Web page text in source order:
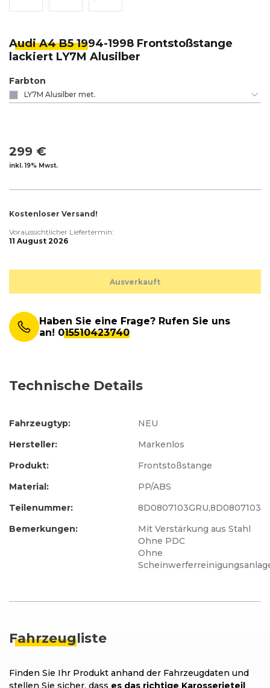
Audi A4 B5 1994-1998 Frontstoßstange
lackiert LY7M Alusilber
Farbton
LY7M Alusilber met.
299 €
inkl. 19% Mwst.
Kostenloser Versand!
Voraussichtlicher Liefertermin:
11 August 2026
Ausverkauft
Haben Sie eine Frage? Rufen Sie uns
an! 015510423740
Technische Details
Hersteller:
Markenlos
Produkt:
Frontstoßstange
Fahrzeugtyp: NEU
Material:
PP/ABS
Teilenummer:
8D0807103GRU,8D0807103
Bemerkungen:
Mit Verstärkung aus Stahl
Ohne PDC
Ohne
Fahrzeugliste
Finden Sie Ihr Produkt anhand der Fahrzeugdaten und
stellen Sie sicher, dass es das richtige Karosserieteil